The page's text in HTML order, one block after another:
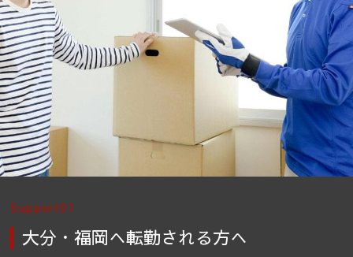
Support01
大分・福岡へ転勤される方へ